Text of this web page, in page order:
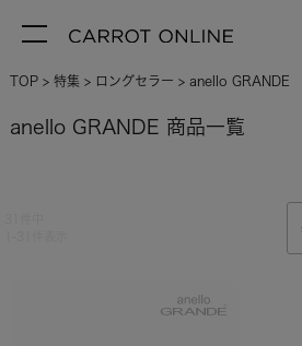
TOP 特集 ロングセラー anello GRANDE
anello GRANDE 商品一覧